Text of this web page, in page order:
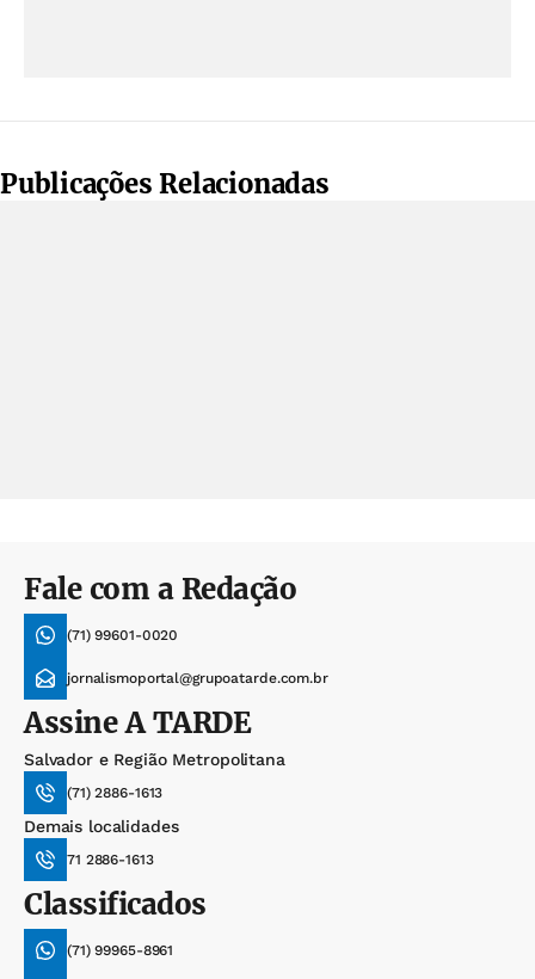
Publicações Relacionadas
Fale com a Redação
(71) 99601-0020
jornalismoportal@grupoatarde.com.br
AssineA TARDE
Salvador e Região Metropolitana
(71) 2886-1613
Demais localidades
71 2886-1613
Classificados
(71) 99965-8961